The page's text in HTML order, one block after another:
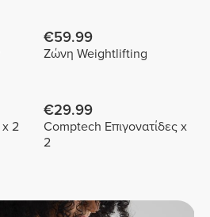
€59.99
Ζώνη Weightlifting
2
€29.99
Comptech Επιγονατίδες x
2